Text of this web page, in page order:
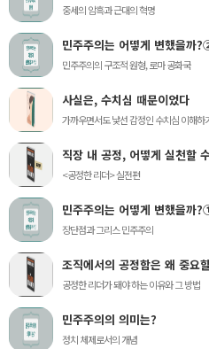
중세의 암흑과 근대의 혁명
민주주의는 어떻게 변했을까
민주주의의 구조적 원형, 로마 공화국
사실은, 수치심 때문이었다
가까우면서도 낯선 감정인 수치심 이해하
직장 내 공정, 어떻게 실천할
<공정한 리더> 실전편
민주주의는 어떻게 변했을까
장단점과 그리스 민주주의
조직에서의 공정함은 왜 중요
공정한 리더가 돼야 하는 이유와 그 방법
민주주의의 의미는?
정치 체제로서의 개념